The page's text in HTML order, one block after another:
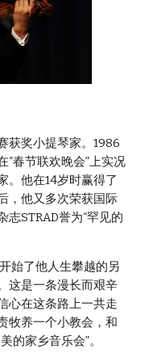
获奖小提琴家。1986
“春节联欢晚会”上实况
。他在14岁时赢得了
，他又多次荣获国际
志STRAD誉为“罕见的
始了他人生攀越的另
这是一条漫长而艰辛
心在这条路上一共走
牧养一个小教会，和
的家乡音乐会”。